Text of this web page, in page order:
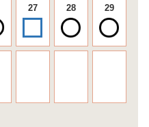
27 28 29